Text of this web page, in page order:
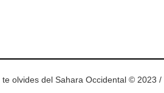
te olvides del Sahara Occidental © 2023